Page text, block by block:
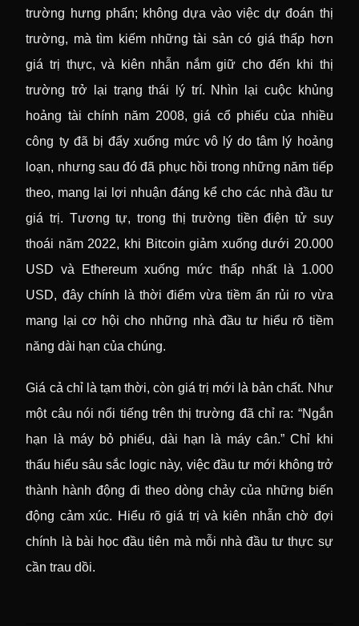
trường hưng phấn; không dựa vào việc dự đoán thị
trường, mà tìm kiếm những tài sản có giá thấp hơn
giá trị thực, và kiên nhẫn nắm giữ cho đến khi thị
trường trở lại trạng thái lý trí. Nhìn lại cuộc khủng
hoảng tài chính năm 2008, giá cổ phiếu của nhiều
công ty đã bị đẩy xuống mức vô lý do tâm lý hoảng
loạn, nhưng sau đó đã phục hồi trong những năm tiếp
theo, mang lại lợi nhuận đáng kể cho các nhà đầu tư
giá trị. Tương tự, trong thị trường tiền điện tử suy
thoái năm 2022, khi Bitcoin giảm xuống dưới 20.000
USD và Ethereum xuống mức thấp nhất là 1.000
USD, đây chính là thời điểm vừa tiềm ẩn rủi ro vừa
mang lại cơ hội cho những nhà đầu tư hiểu rõ tiềm
năng dài hạn của chúng.
Giá cả chỉ là tạm thời, còn giá trị mới là bản chất. Như
một câu nói nổi tiếng trên thị trường đã chỉ ra: “Ngắn
hạn là máy bỏ phiếu, dài hạn là máy cân.” Chỉ khi
thấu hiểu sâu sắc logic này, việc đầu tư mới không trở
thành hành động đi theo dòng chảy của những biến
động cảm xúc. Hiểu rõ giá trị và kiên nhẫn chờ đợi
chính là bài học đầu tiên mà mỗi nhà đầu tư thực sự
cần trau dồi.